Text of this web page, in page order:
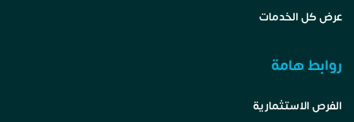
عرض كل الخدمات
روابط هامة
الفرص الاستثمارية